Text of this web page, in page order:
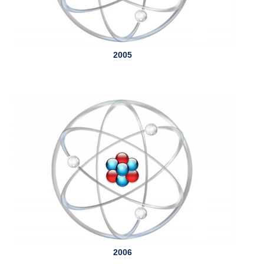
2005
2006